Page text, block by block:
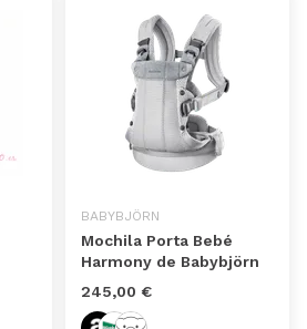
BABYBJÖRN
Mochila Porta Bebé
Harmony de Babybjörn
245,00 €